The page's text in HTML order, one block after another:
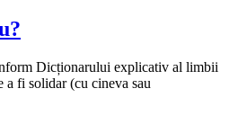
Dicționarului explicativ al limbii
a fi solidar (cu cineva sau